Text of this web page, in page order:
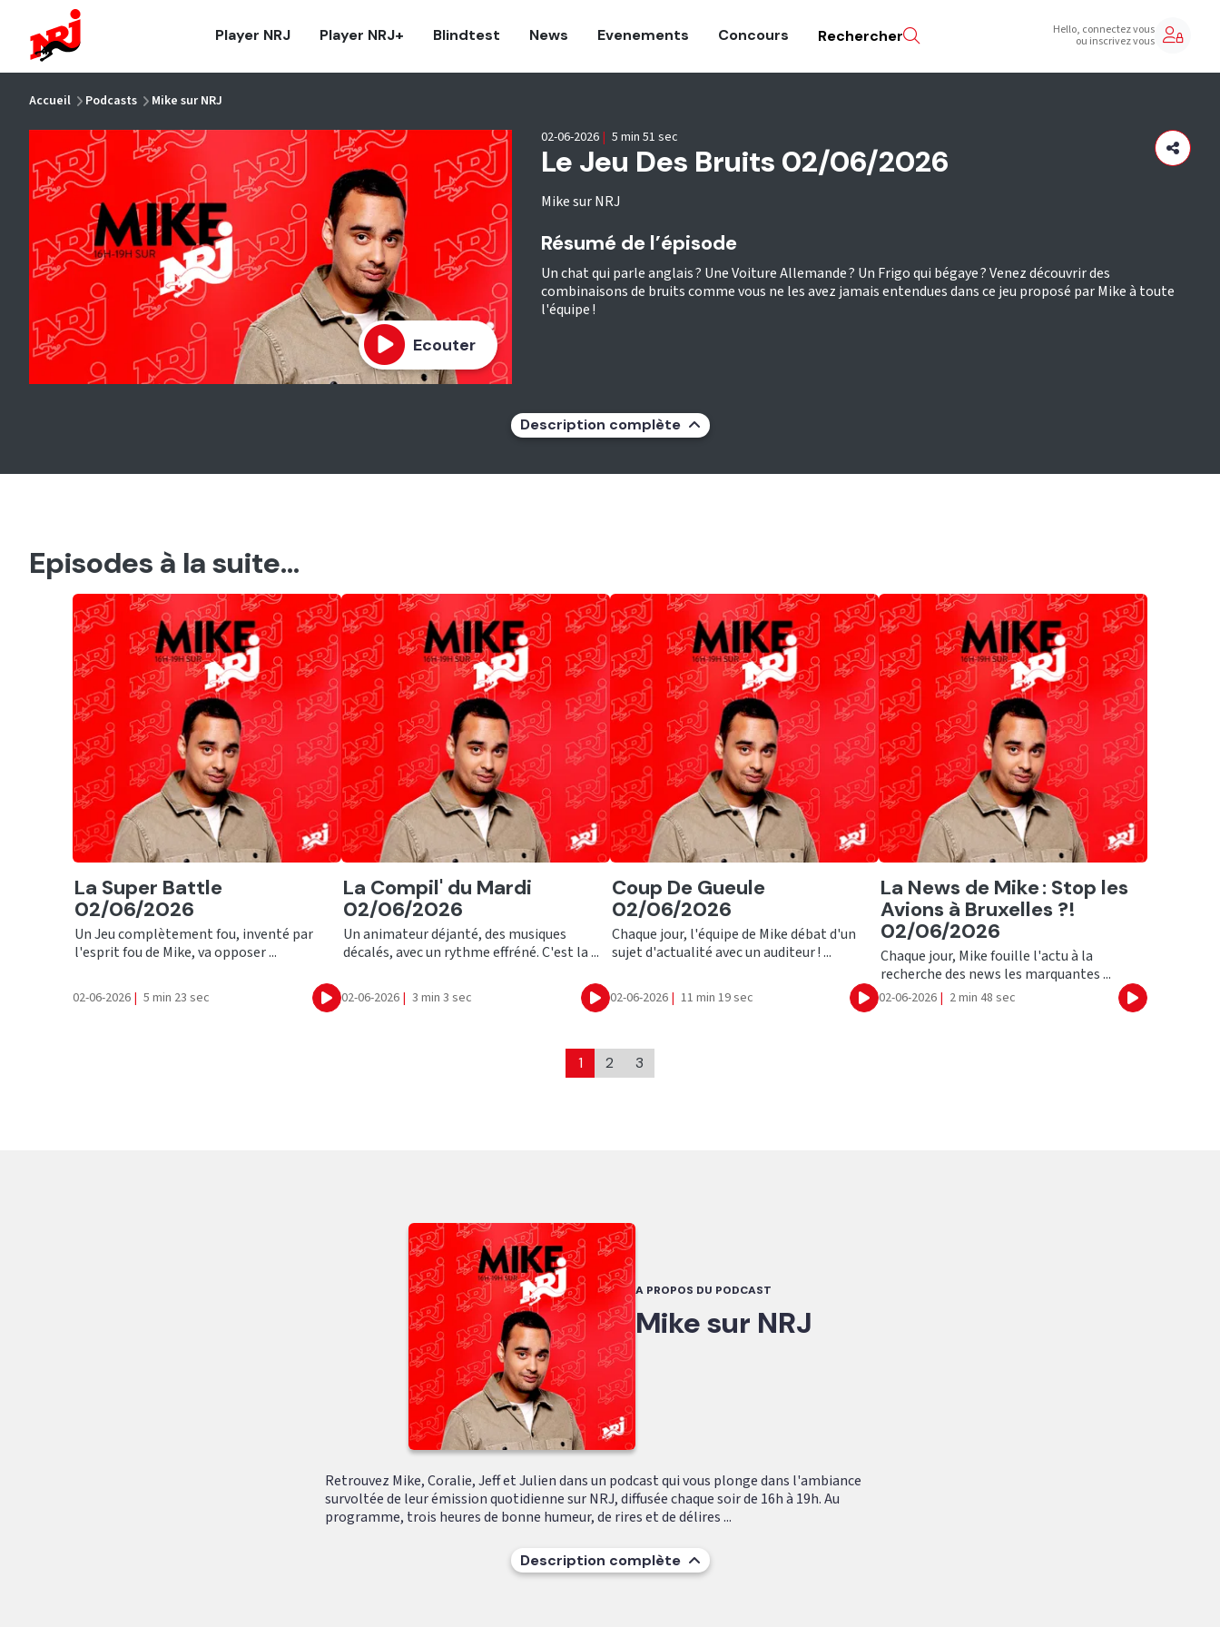
Player NRJ Player NRJ+ Blindtest News Evenements Concours Rechercher Hello, connectez vous
ou inscrivez vous
Accueil Podcasts Mike sur NRJ
Ecouter
Le Jeu Des Bruits 02/06/2026
Mike sur NRJ
02-06-2026 | 5 min 51 sec
Résumé de l’épisode
Un chat qui parle anglais ? Une Voiture Allemande ? Un Frigo qui bégaye ? Venez découvrir des
combinaisons de bruits comme vous ne les avez jamais entendues dans ce jeu proposé par Mike à toute
l'équipe !
Description complète
Episodes à la suite...
Ecouter
La Super Battle
02/06/2026
Un Jeu complètement fou, inventé par
l'esprit fou de Mike, va opposer ...
02-06-2026 | 5 min 23 sec Ecouter
Ecouter
La Compil' du Mardi
02/06/2026
Un animateur déjanté, des musiques
décalés, avec un rythme effréné. C'est la ...
02-06-2026 | 3 min 3 sec Ecouter
Ecouter
Coup De Gueule
02/06/2026
Chaque jour, l'équipe de Mike débat d'un
sujet d'actualité avec un auditeur ! ...
02-06-2026 | 11 min 19 sec Ecouter
Ecouter
La News de Mike : Stop les
Avions à Bruxelles ?!
02/06/2026
Chaque jour, Mike fouille l'actu à la
recherche des news les marquantes ...
02-06-2026 | 2 min 48 sec Ecouter
1 2 3
A PROPOS DU PODCAST
Mike sur NRJ
Retrouvez Mike, Coralie, Jeff et Julien dans un podcast qui vous plonge dans l'ambiance
survoltée de leur émission quotidienne sur NRJ, diffusée chaque soir de 16h à 19h. Au
programme, trois heures de bonne humeur, de rires et de délires ...
Description complète